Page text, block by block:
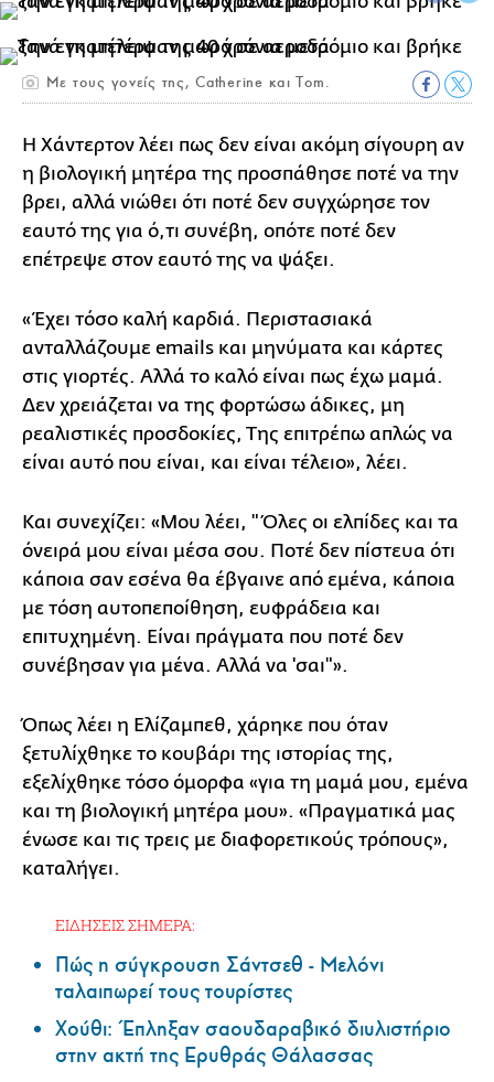
Με τους γονείς της, Catherine και Tom.
Η Χάντερτον λέει πως δεν είναι ακόμη σίγουρη αν
η βιολογική μητέρα της προσπάθησε ποτέ να την
βρει, αλλά νιώθει ότι ποτέ δεν συγχώρησε τον
εαυτό της για ό,τι συνέβη, οπότε ποτέ δεν
επέτρεψε στον εαυτό της να ψάξει.
«Έχει τόσο καλή καρδιά. Περιστασιακά
ανταλλάζουμε emails και μηνύματα και κάρτες
στις γιορτές. Αλλά το καλό είναι πως έχω μαμά.
Δεν χρειάζεται να της φορτώσω άδικες, μη
ρεαλιστικές προσδοκίες, Της επιτρέπω απλώς να
είναι αυτό που είναι, και είναι τέλειο», λέει.
Και συνεχίζει: «Μου λέει, "Όλες οι ελπίδες και τα
όνειρά μου είναι μέσα σου. Ποτέ δεν πίστευα ότι
κάποια σαν εσένα θα έβγαινε από εμένα, κάποια
με τόση αυτοπεποίθηση, ευφράδεια και
επιτυχημένη. Είναι πράγματα που ποτέ δεν
συνέβησαν για μένα. Αλλά να 'σαι"».
Όπως λέει η Ελίζαμπεθ, χάρηκε που όταν
ξετυλίχθηκε το κουβάρι της ιστορίας της,
εξελίχθηκε τόσο όμορφα «για τη μαμά μου, εμένα
και τη βιολογική μητέρα μου». «Πραγματικά μας
ένωσε και τις τρεις με διαφορετικούς τρόπους»,
καταλήγει.
ΕΙΔΗΣΕΙΣ ΣΗΜΕΡΑ:
Πώς η σύγκρουση Σάντσεθ - Μελόνι
ταλαιπωρεί τους τουρίστες
Χούθι: Έπληξαν σαουδαραβικό διυλιστήριο
στην ακτή της Ερυθράς Θάλασσας